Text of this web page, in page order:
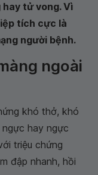
tử vong. Vì
tích cực là
người bệnh.
ngoài
khó thở, khó
ngực hay ngực
triệu chứng
đập nhanh, hồi